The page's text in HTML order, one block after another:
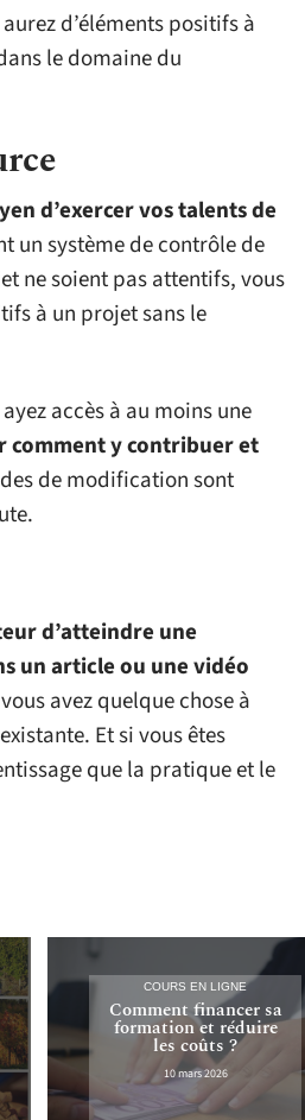
d’éléments positifs à
le domaine du
d’exercer vos talents de
un système de contrôle de
ne soient pas attentifs, vous
à un projet sans le
accès à au moins une
comment y contribuer et
de modification sont
d’atteindre une
un article ou une vidéo
avez quelque chose à
Et si vous êtes
que la pratique et le
COURS EN LIGNE
Comment financer sa
formation et réduire
les coûts ?
10 mars 2026